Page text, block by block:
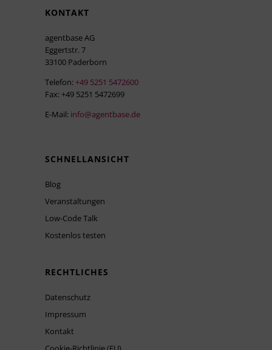
KONTAKT
agentbase AG
Eggertstr. 7
33100 Paderborn
Telefon: +49 5251 5472600
Fax: +49 5251 5472699
E-Mail: info@agentbase.de
SCHNELLANSICHT
Blog
Veranstaltungen
Low-Code Talk
Kostenlos testen
RECHTLICHES
Datenschutz
Impressum
Kontakt